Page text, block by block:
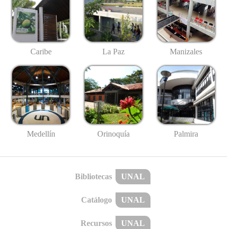
Caribe La Paz Manizales
Medellín Orinoquía Palmira
Bibliotecas UNAL
Catálogo UNAL
Recursos UNAL